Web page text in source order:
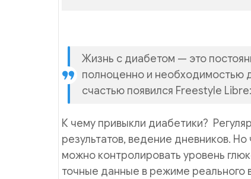
Жизнь с диабетом — это
полноценно и необходимостью
счастью появился Freestyle Libre:
К чему привыкли диабетики?
результатов, ведение дневников.
можно контролировать уровень
точные данные в режиме реального